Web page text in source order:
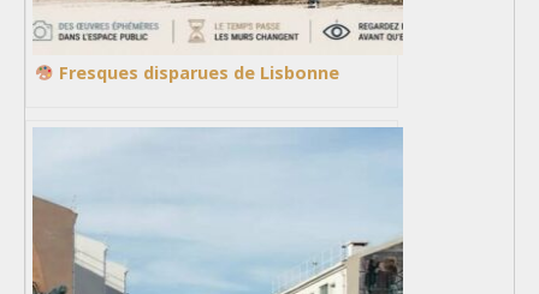
Fresques disparues de Lisbonne